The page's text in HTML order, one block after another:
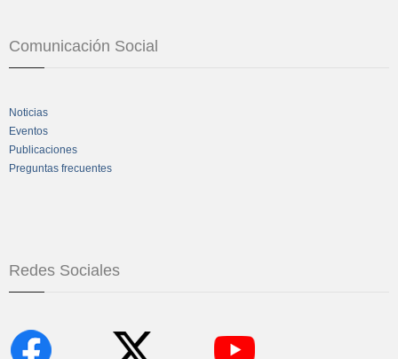
Comunicación Social
Noticias
Eventos
Publicaciones
Preguntas frecuentes
Redes Sociales